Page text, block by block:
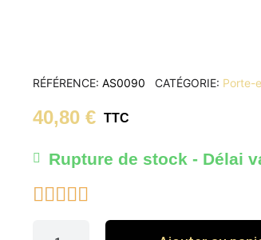
RÉFÉRENCE AS0090 CATÉGORIE Porte-
40,80 € TTC
Rupture de stock - Délai
    